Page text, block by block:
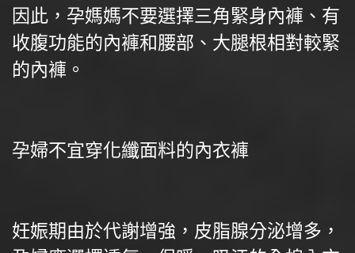
因此，孕媽媽不要選擇三角緊身內褲、有
收腹功能的內褲和腰部、大腿根相對較緊
的內褲。
孕婦不宜穿化纖面料的內衣褲
妊娠期由於代謝增強，皮脂腺分泌增多，